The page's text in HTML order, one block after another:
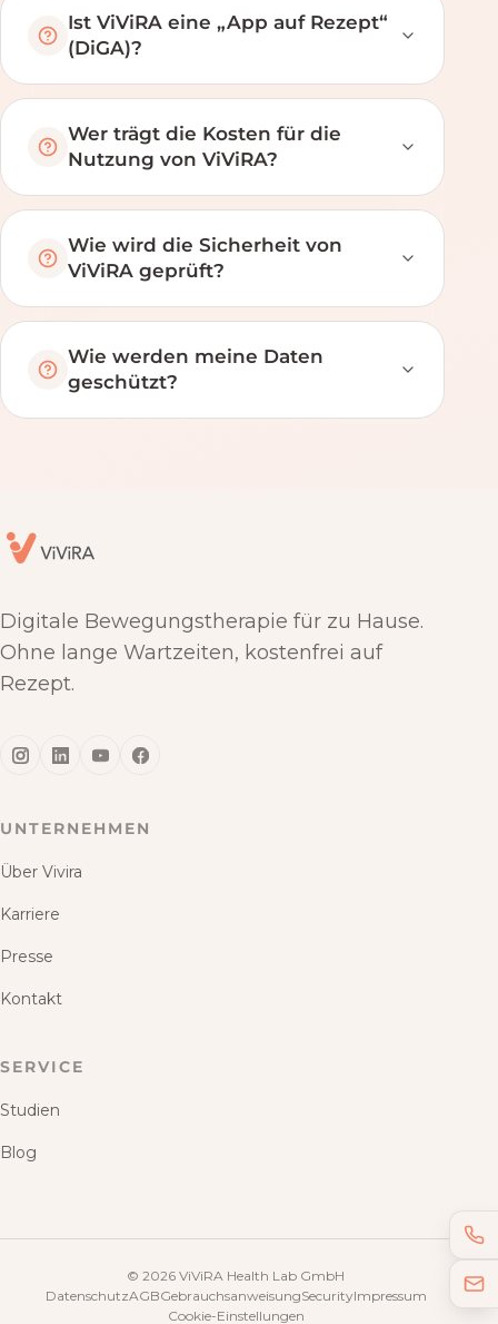
Ist ViViRA eine „App auf Rezept“
(DiGA)?
Wer trägt die Kosten für die
Nutzung von ViViRA?
Wie wird die Sicherheit von
ViViRA geprüft?
Wie werden meine Daten
geschützt?
Digitale Bewegungstherapie für zu Hause.
Ohne lange Wartzeiten, kostenfrei auf
Rezept.
UNTERNEHMEN
Über Vivira
Karriere
Presse
Kontakt
SERVICE
Studien
Blog
© 2026 ViViRA Health Lab GmbH
DatenschutzAGBGebrauchsanweisungSecurityImpressum
Cookie-Einstellungen